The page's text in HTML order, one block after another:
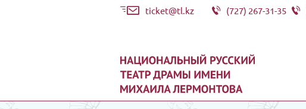
ticket@tl.kz (727) 267-31-35